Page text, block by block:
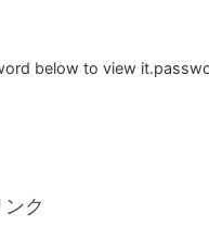
below to view
ク